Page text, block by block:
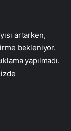
artarken,
bekleniyor.
yapılmadı.